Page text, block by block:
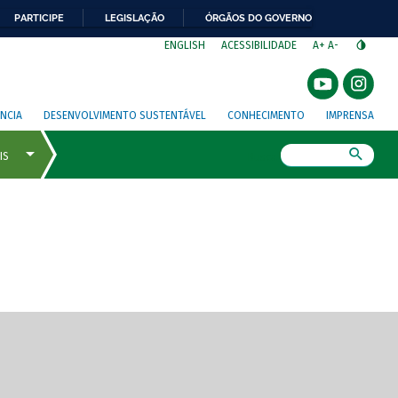
PARTICIPE LEGISLAÇÃO ÓRGÃOS DO GOVERNO
ENGLISH ACESSIBILIDADE A+ A-
DESENVOLVIMENTO SUSTENTÁVEL CONHECIMENTO IMPRENSA
de tela